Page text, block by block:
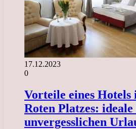
17.12.2023
0
Vorteile eines Hotels
Roten Platzes:
unvergesslichen